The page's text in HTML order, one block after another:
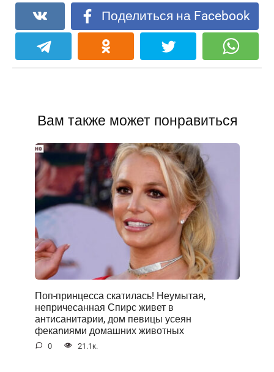
Поделиться на Facebook
Вам также может понравиться
Поп-принцесса скатилась! Неумытая,
непричесанная Спирс живет в
антисанитарии, дом певицы усеян
фекаnиями домашних животных
0 21.1к.